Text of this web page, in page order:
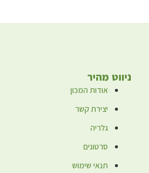
ניווט מהיר
אודות המכון
יצירת קשר
גלריה
סרטונים
תנאי שימוש